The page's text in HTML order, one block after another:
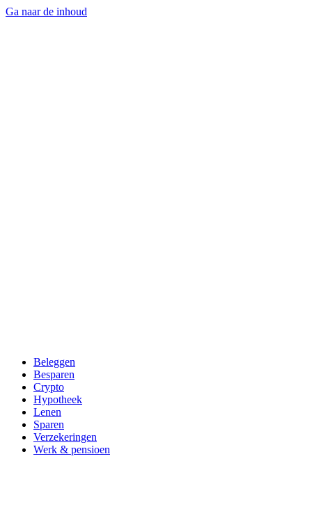
Ga naar de inhoud
Beleggen
Besparen
Crypto
Hypotheek
Lenen
Sparen
Verzekeringen
Werk & pensioen